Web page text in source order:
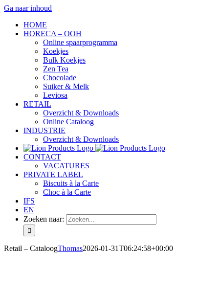
Ga naar inhoud
HOME
HORECA – OOH
Online spaarprogramma
Koekjes
Bulk Koekjes
Zen Tea
Chocolade
Suiker & Melk
Leviosa
RETAIL
Overzicht & Downloads
Online Cataloog
INDUSTRIE
Overzicht & Downloads
CONTACT
VACATURES
PRIVATE LABEL
Biscuits à la Carte
Choc à la Carte
IFS
EN
Zoeken naar:
Retail – CataloogThomas2026-01-31T06:24:58+00:00